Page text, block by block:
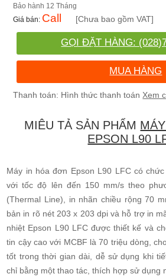
12 Tháng
Call [Chưa bao gồm VAT]
GỌI ĐẶT HÀNG:
MUA HÀNG
Xem
MIÊU TẢ SẢN PHẨM
EPSON L90
Máy in hóa đơn Epson L90 LFC có
với tốc độ lên đến 150 mm/s theo
(Thermal Line), in nhãn chiều rộng 70
bản in rõ nét 203 x 203 dpi và hỗ trợ in
nhiệt Epson L90 LFC được thiết kế và
tin cậy cao với MCBF là 70 triệu dòng,
tốt trong thời gian dài, dễ sử dụng khi
chỉ bằng một thao tác, thích hợp sử dụng